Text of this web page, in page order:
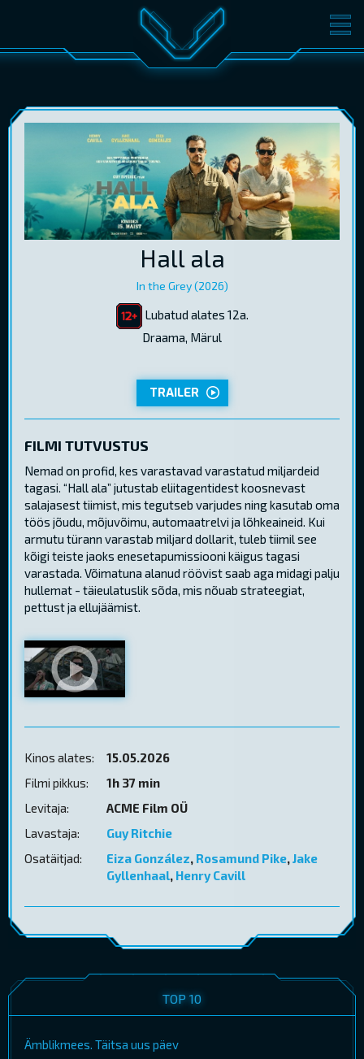
FILMID PILETID
KONVERENTS V-KLUBI
KINKEKAARDID
Hall ala
In the Grey (2026)
Lubatud alates 12a.
Draama, Märul
TRAILER
FILMI TUTVUSTUS
Nemad on profid, kes varastavad varastatud miljardeid
tagasi. “Hall ala” jutustab eliitagentidest koosnevast
salajasest tiimist, mis tegutseb varjudes ning kasutab oma
töös jõudu, mõjuvõimu, automaatrelvi ja lõhkeaineid. Kui
armutu türann varastab miljard dollarit, tuleb tiimil see
kõigi teiste jaoks enesetapumissiooni käigus tagasi
varastada. Võimatuna alanud röövist saab aga midagi palju
hullemat - täieulatuslik sõda, mis nõuab strateegiat,
pettust ja ellujäämist.
Kinos alates:
15.05.2026
Filmi pikkus:
1h 37 min
Levitaja:
ACME Film OÜ
Lavastaja:
Guy Ritchie
Osatäitjad:
Eiza González, Rosamund Pike,Jake
Gyllenhaal, Henry Cavill
TOP 10
Ämblikmees. Täitsa uus päev